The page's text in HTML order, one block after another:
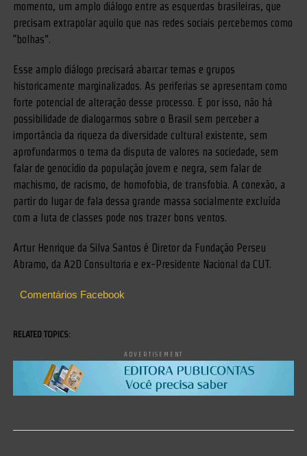
momento, um amplo diálogo entre as esquerdas brasileiras, que
precisam extrapolar aquilo que nas redes sociais percebemos como
“bolhas”.
Esse amplo diálogo precisará abarcar temas e grupos
historicamente marginalizados. As periferias se apresentam como
forte potencial de alteração desse processo. E por isso, não há
possibilidade de dialogarmos sobre o Brasil sem perceber a
importância da riqueza da diversidade cultural existente, sem
aprofundarmos o tema da disputa de valores na sociedade, sem
falar de genocídio da população jovem e negra, sem falar de
machismo, de racismo, de homofobia, de transfobia. A conexão, a
partir do lugar de fala dessa grande massa socialmente excluída
com a luta de classes pode nos trazer bons ventos.
Artur Henrique da Silva Santos é Diretor da Fundação Perseu
Abramo, da A2D Consultoria e ex-Presidente Nacional da CUT.
Comentários Facebook
RELATED TOPICS:
ADVERTISEMENT